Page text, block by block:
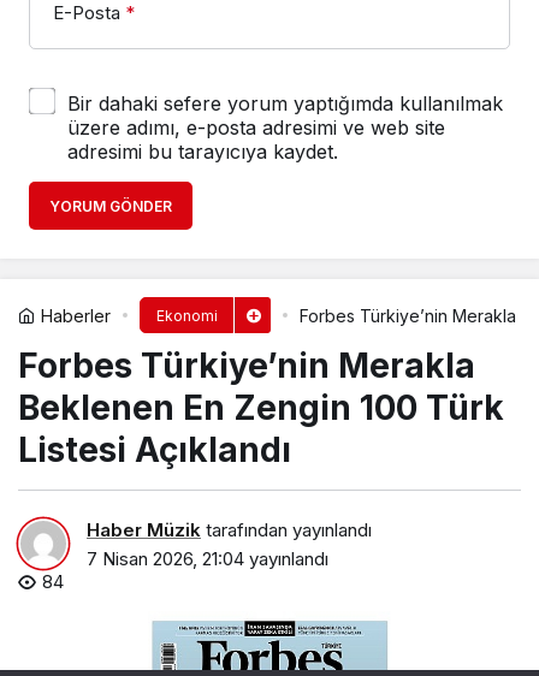
E-Posta *
Bir dahaki sefere yorum yaptığımda kullanılmak
üzere adımı, e-posta adresimi ve web site
adresimi bu tarayıcıya kaydet.
YORUM GÖNDER
Haberler Ekonomi Forbes Türkiye’nin Merakla
Forbes Türkiye’nin Merakla
Beklenen En Zengin 100 Türk
Listesi Açıklandı
Haber Müzik tarafından yayınlandı
7 Nisan 2026, 21:04 yayınlandı
84